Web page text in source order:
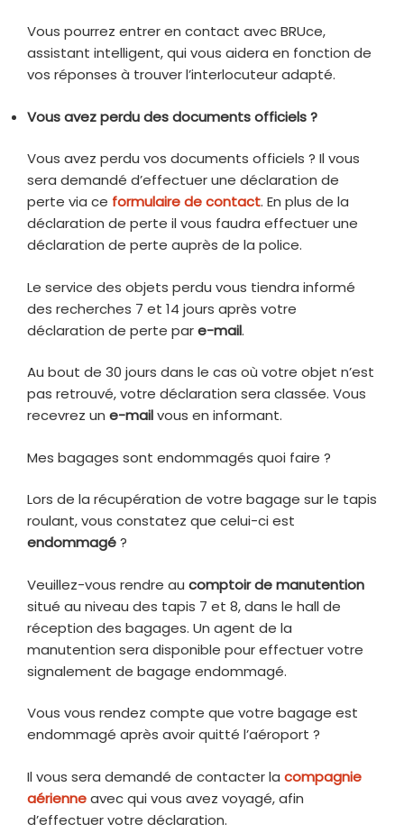
Vous pourrez entrer en contact avec BRUce,
assistant intelligent, qui vous aidera en fonction de
vos réponses à trouver l’interlocuteur adapté.
Vous avez perdu des documents officiels ?
Vous avez perdu vos documents officiels ? Il vous
sera demandé d’effectuer une déclaration de
perte via ce formulaire de contact. En plus de la
déclaration de perte il vous faudra effectuer une
déclaration de perte auprès de la police.
Le service des objets perdu vous tiendra informé
des recherches 7 et 14 jours après votre
déclaration de perte pare-mail.
Au bout de 30 jours dans le cas où votre objet n’est
pas retrouvé, votre déclaration sera classée. Vous
recevrez un e-mailvous en informant.
Mes bagages sont endommagés quoi faire ?
Lors de la récupération de votre bagage sur le tapis
roulant, vous constatez que celui-ci est
endommagé?
Veuillez-vous rendre au comptoir de manutention
situé au niveau des tapis 7 et 8, dans le hall de
réception des bagages. Un agent de la
manutention sera disponible pour effectuer votre
signalement de bagage endommagé.
Vous vous rendez compte que votre bagage est
endommagé après avoir quitté l’aéroport ?
Il vous sera demandé de contacter la compagnie
aérienneavec qui vous avez voyagé, afin
d’effectuer votre déclaration.